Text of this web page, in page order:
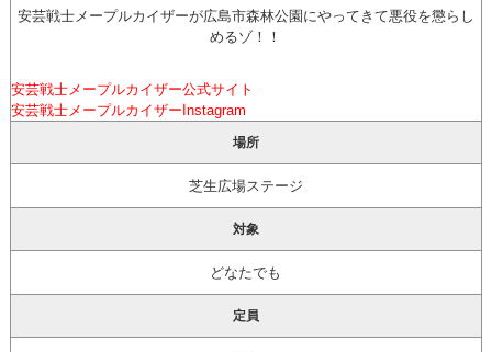
安芸戦士メープルカイザーが広島市森林公園にやってきて悪役を懲らし
めるゾ！！
安芸戦士メープルカイザー公式サイト
安芸戦士メープルカイザーInstagram
場所
芝生広場ステージ
対象
どなたでも
定員